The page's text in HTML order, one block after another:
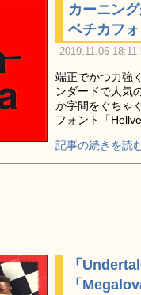
カーニン
ベチカフ
2019.11.06
端正でかつ力強
ンダードで人気
か字間をぐちゃ
フォント「
記事の続きを読
「
「